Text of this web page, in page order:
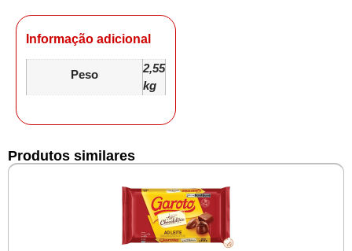
Informação adicional
Peso
2,55
kg
Produtos similares